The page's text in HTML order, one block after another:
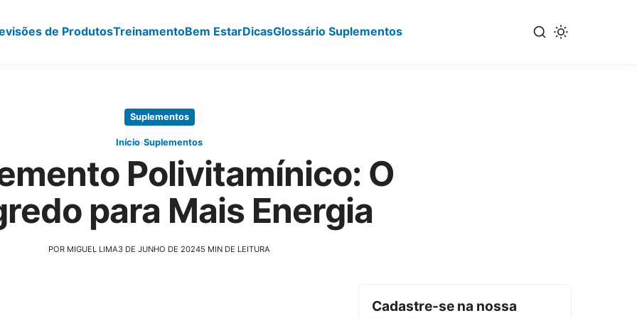
de ProdutosTreinamentoBem EstarDicasGlossário Suplementos
Suplementos
Início›Suplementos
Polivitamínico: O
para Mais Energia
POR MIGUEL LIMA3 DE JUNHO DE 20245 MIN DE LEITURA
Cadastre-se na nossa